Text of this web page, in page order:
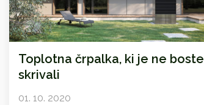
Toplotna črpalka, ki je ne boste
skrivali
01. 10. 2020